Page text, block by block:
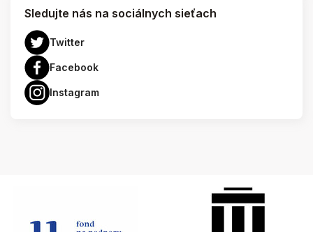
Sledujte nás na sociálnych sieťach
Twitter
Facebook
Instagram